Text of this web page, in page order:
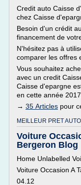
Credit auto Caisse
chez Caisse
Besoin d'un crédit
financement de
N'hésitez pas à
comparer les offres
Vous souhaitez
avec un credit
Caisse d'epargne
en cette année
→ 35 Articles pour
MEILLEUR PRET
Voiture
Bergeron Blog
Home Unlabelled
Voiture Occasion A
04.12